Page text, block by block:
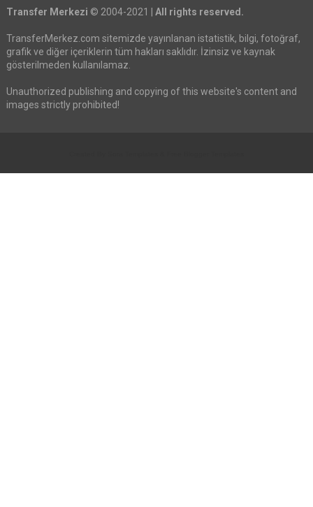
Transfer Merkezi © 2004-2021 | All rights reserved.
TransferMerkez.com sitemizde yayınlanan istatistik, bilgi, fotoğraf,
grafik ve diğer içeriklerin tüm hakları saklıdır. İzinsiz ve kaynak
gösterilmeden kullanılamaz.
Unauthorized publishing and copying of this website's content and
images strictly prohibited!